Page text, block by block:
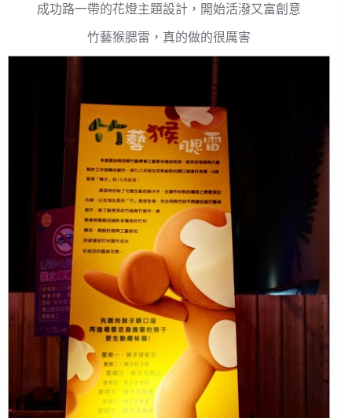
成功路一帶的花燈主題設計，開始活潑又富創意
竹藝猴腮雷，真的做的很厲害